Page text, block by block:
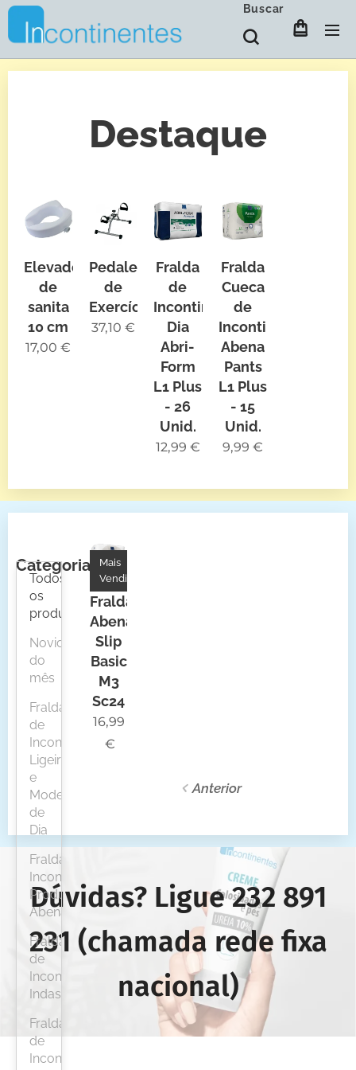
Buscar
Destaque
Elevador
de
sanita
10 cm
17,00 €
Pedaleira
de
Exercícios
37,10 €
Fralda
de
Incontinência
Dia
Abri-
Form
L1 Plus
- 26
Unid.
12,99 €
Fralda
Cueca
de
Incontinência
Abena
Pants
L1 Plus
- 15
Unid.
9,99 €
Categorias
Todos
os
produtos
Novidades
do
mês
Fraldas
de
Incontinência
Ligeira
e
Moderada
de
Dia
Fraldas
Incontinência/
Produtos
Abena
Fraldas
de
Incontinência
Indas
Fraldas
de
Incontinência
Fraldas
Abena
Slip
Basic
M3
Sc24
Mais
Vendidos
16,99
€
Anterior
Dúvidas? Ligue232 891
231 (chamada rede fixa
nacional)